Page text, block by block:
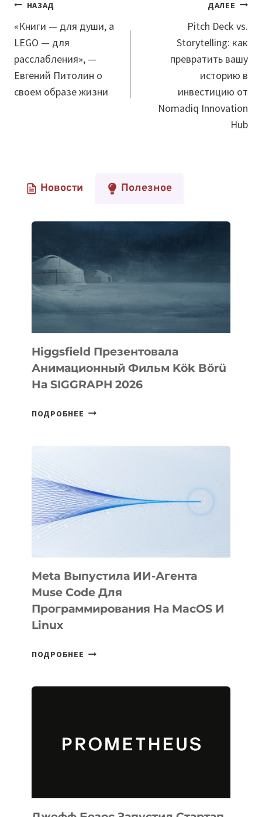
Навигация
по
записям
НАЗАД
«Книги — для души, а
LEGO — для
расслабления», —
Евгений Питолин о
своем образе жизни
ДАЛЕЕ
Pitch Deck vs.
Storytelling: как
превратить вашу
историю в
инвестицию от
Nomadiq Innovation
Hub
Новости Полезное
Higgsfield Презентовала
Анимационный Фильм Kök Börü
На SIGGRAPH 2026
ПОДРОБНЕЕ HIGGSFIELD
НА
SIGGRAPH
Meta Выпустила ИИ-Агента
Muse Code Для
Программирования На MacOS И
Linux
ПОДРОБНЕЕ META
ДЛЯ
ПРОГРАММИРОВАНИЯ
И
LINUX